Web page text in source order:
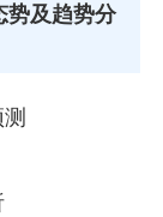
势及趋势分